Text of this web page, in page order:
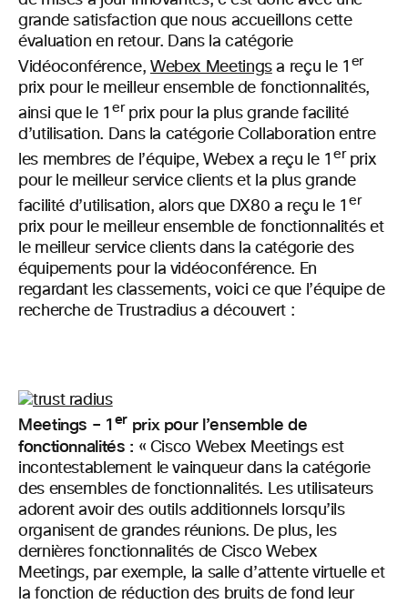
grande satisfaction que nous accueillons cette
évaluation en retour. Dans la catégorie
Vidéoconférence, Webex Meetingsa reçu le 1 er
prix pour le meilleur ensemble de fonctionnalités,
ainsi que le 1 er prix pour la plus grande facilité
d’utilisation. Dans la catégorie Collaboration entre
les membres de l’équipe, Webex a reçu le 1 er prix
pour le meilleur service clients et la plus grande
facilité d’utilisation, alors que DX80 a reçu le 1er
prix pour le meilleur ensemble de fonctionnalités et
le meilleur service clients dans la catégorie des
équipements pour la vidéoconférence. En
regardant les classements, voici ce que l’équipe de
recherche de Trustradius a découvert :
Meetings – 1erprix pour l’ensemble de
fonctionnalités : « Cisco Webex Meetings est
incontestablement le vainqueur dans la catégorie
des ensembles de fonctionnalités. Les utilisateurs
adorent avoir des outils additionnels lorsqu’ils
organisent de grandes réunions. De plus, les
dernières fonctionnalités de Cisco Webex
Meetings, par exemple, la salle d’attente virtuelle et
la fonction de réduction des bruits de fond leur